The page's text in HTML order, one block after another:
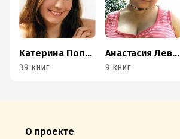
Катерина Полянская
39 книг
Анастасия Левковская
9 книг
О проекте